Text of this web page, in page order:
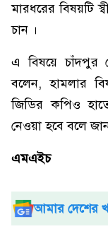
মারধরের বিষয়টি
চান ।
এ বিষয়ে চাঁদপুর
বলেন, হামলার
জিডির কপিও
নেওয়া হবে বলে
এমএইচ
আমার দেশের